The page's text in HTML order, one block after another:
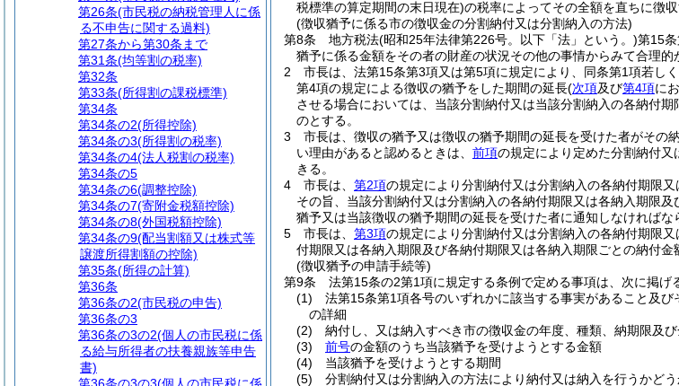
税標準の算定期間の末日現在)の税率によってその全額を直ちに徴収
(徴収猶予に係る市の徴収金の分割納付又は分割納入の方法)
第8条
地方税法(昭和25年法律第226号。以下「法」という。)第15
猶予に係る金額をその者の財産の状況その他の事情からみて合理
2
市長は、法第15条第3項又は第5項に規定により、同条第1項若し
第4項の規定による徴収の猶予をした期間の延長(次項及び第4項に
させる場合においては、当該分割納付又は当該分割納入の各納付
のとする。
3
市長は、徴収の猶予又は徴収の猶予期間の延長を受けた者がその
い理由があると認めるときは、 前項の規定により定めた分割納付
きる。
4
市長は、 第2項の規定により分割納付又は分割納入の各納付期限
その旨、当該分割納付又は分割納入の各納付期限又は各納入期限
猶予又は当該徴収の猶予期間の延長を受けた者に通知しなければな
5
市長は、 第3項の規定により分割納付又は分割納入の各納付期限
付期限又は各納入期限及び各納付期限又は各納入期限ごとの納付
(徴収猶予の申請手続等)
第9条
法第15条の2第1項に規定する条例で定める事項は、次に掲げ
(1)
法第15条第1項各号のいずれかに該当する事実があること及
の詳細
(2)
納付し、又は納入すべき市の徴収金の年度、種類、納期限及
(3)
前号の金額のうち当該猶予を受けようとする金額
(4)
当該猶予を受けようとする期間
(5)
分割納付又は分割納入の方法により納付又は納入を行うかど
第26条(市民税の納税管理人に係
る不申告に関する過料)
第27条から第30条まで
第31条(均等割の税率)
第32条
第33条(所得割の課税標準)
第34条
第34条の2(所得控除)
第34条の3(所得割の税率)
第34条の4(法人税割の税率)
第34条の5
第34条の6(調整控除)
第34条の7(寄附金税額控除)
第34条の8(外国税額控除)
第34条の9(配当割額又は株式等
譲渡所得割額の控除)
第35条(所得の計算)
第36条
第36条の2(市民税の申告)
第36条の3
第36条の3の2(個人の市民税に係
る給与所得者の扶養親族等申告
書)